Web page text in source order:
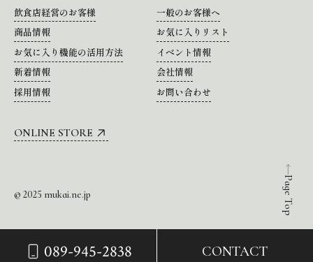
089-945-2838 CONTACT
Page Top
飲食店経営のお客様
一般のお客様へ
商品情報
お気に入りリスト
お気に入り機能の活用方法
イベント情報
新着情報
会社情報
採用情報
お問い合わせ
ONLINE STORE
© 2025 mukai.ne.jp